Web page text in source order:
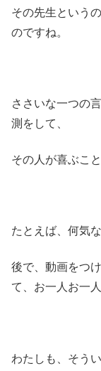
その先生というの
のですね。
ささいな一つの
測をして、
その人が喜ぶこ
たとえば、何気
後で、動画をつ
て、お一人お一
わたしも、そう